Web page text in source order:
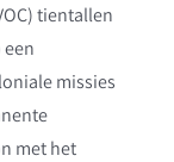
tientallen
missies
met het